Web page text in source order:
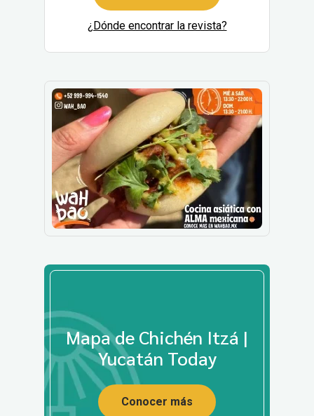
¿Dónde encontrar la revista?
Mapa de Chichén Itzá |
Yucatán Today
Conocer más